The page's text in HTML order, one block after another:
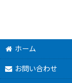
ホーム
お問い合わせ